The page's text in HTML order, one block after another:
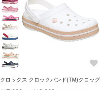
favorite
クロックス クロックバンド(TM)クロッグ